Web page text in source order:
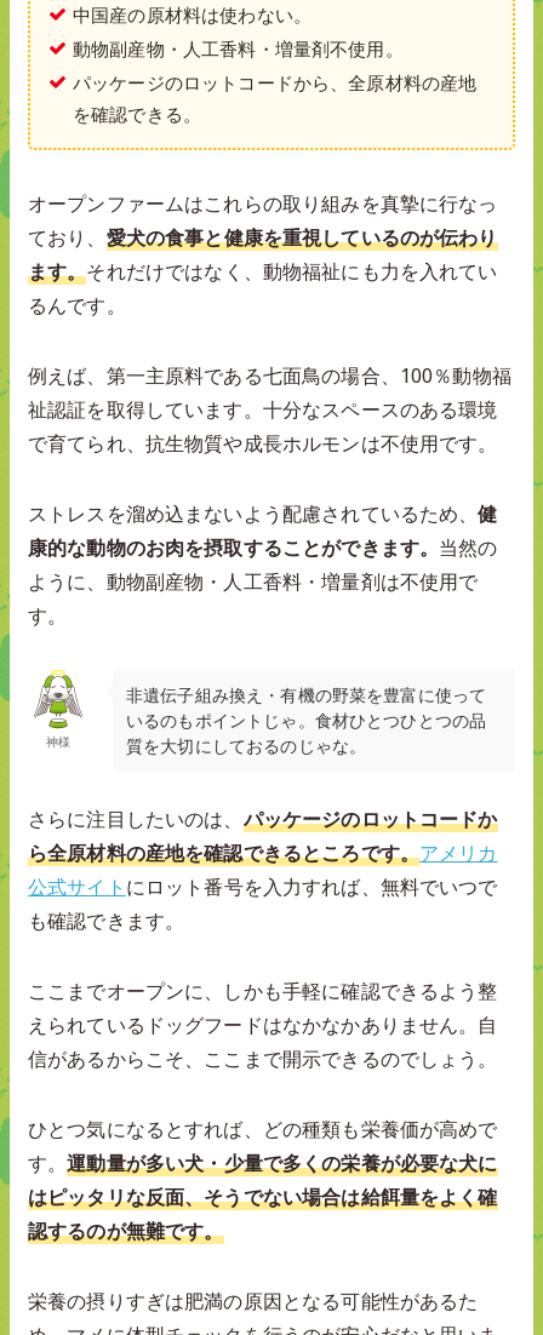
中国産の原材料は使わない。
動物副産物・人工香料・増量剤不使用。
パッケージのロットコードから、全原材料の産地
を確認できる。
オープンファームはこれらの取り組みを真摯に行なっ
ており、 愛犬の食事と健康を重視しているのが伝わり
ます。それだけではなく、動物福祉にも力を入れてい
るんです。
例えば、第一主原料である七面鳥の場合、100％動物福
祉認証を取得しています。十分なスペースのある環境
で育てられ、抗生物質や成長ホルモンは不使用です。
ストレスを溜め込まないよう配慮されているため、健
康的な動物のお肉を摂取することができます。 当然の
ように、動物副産物・人工香料・増量剤は不使用で
す。
神様
非遺伝子組み換え・有機の野菜を豊富に使って
いるのもポイントじゃ。食材ひとつひとつの品
質を大切にしておるのじゃな。
さらに注目したいのは、パッケージのロットコードか
ら全原材料の産地を確認できるところです。アメリカ
公式サイト にロット番号を入力すれば、無料でいつで
も確認できます。
ここまでオープンに、しかも手軽に確認できるよう整
えられているドッグフードはなかなかありません。自
信があるからこそ、ここまで開示できるのでしょう。
ひとつ気になるとすれば、どの種類も栄養価が高めで
す。運動量が多い犬・少量で多くの栄養が必要な犬に
はピッタリな反面、そうでない場合は給餌量をよく確
認するのが無難です。
栄養の摂りすぎは肥満の原因となる可能性があるた